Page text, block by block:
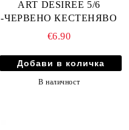
ART DESIREE 5/6
-ЧЕРВЕНО КЕСТЕНЯВО
€6.90
В наличност